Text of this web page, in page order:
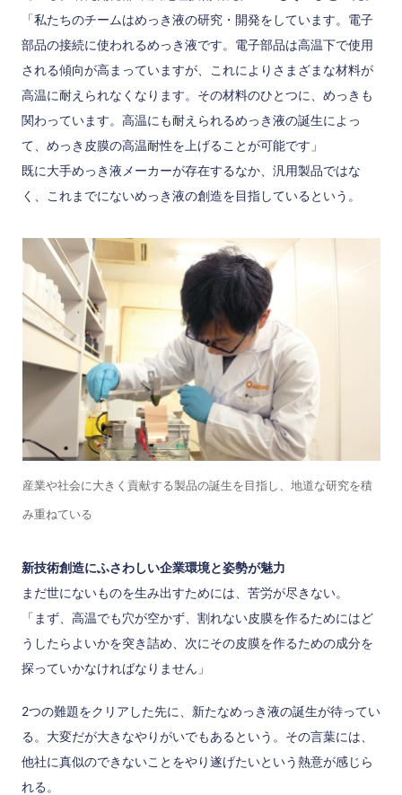
「私たちのチームはめっき液の研究・開発をしています。電子
部品の接続に使われるめっき液です。電子部品は高温下で使用
される傾向が高まっていますが、これによりさまざまな材料が
高温に耐えられなくなります。その材料のひとつに、めっきも
関わっています。高温にも耐えられるめっき液の誕生によっ
て、めっき皮膜の高温耐性を上げることが可能です」
既に大手めっき液メーカーが存在するなか、汎用製品ではな
く、これまでにないめっき液の創造を目指しているという。
産業や社会に大きく貢献する製品の誕生を目指し、地道な研究を積
み重ねている
新技術創造にふさわしい企業環境と姿勢が魅力
まだ世にないものを生み出すためには、苦労が尽きない。
「まず、高温でも穴が空かず、割れない皮膜を作るためにはど
うしたらよいかを突き詰め、次にその皮膜を作るための成分を
探っていかなければなりません」
2つの難題をクリアした先に、新たなめっき液の誕生が待ってい
る。大変だが大きなやりがいでもあるという。その言葉には、
他社に真似のできないことをやり遂げたいという熱意が感じら
れる。